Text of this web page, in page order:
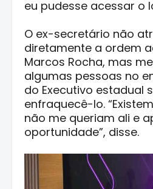
eu pudesse acessar o
O ex-secretário não
diretamente a ordem
Marcos Rocha, mas
algumas pessoas no
do Executivo estadual
enfraquecê-lo.
não me queriam ali e
oportunidade”, disse.